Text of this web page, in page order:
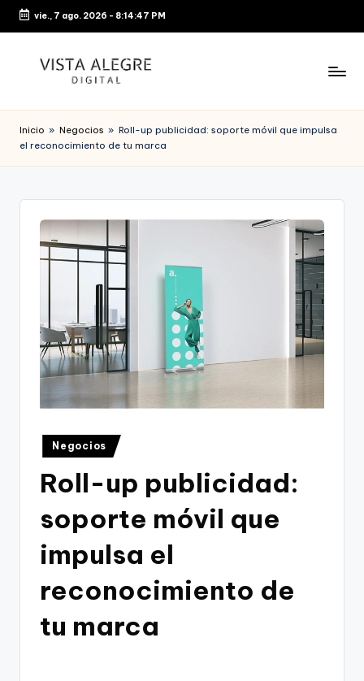
Saltar
contenido
vie., 7 ago. 2026 - 8:14:47 PM
Inicio » Negocios » Roll-up publicidad: soporte móvil que impulsa
el reconocimiento de tu marca
Publicado
en
Negocios
Roll-up publicidad:
soporte móvil que
impulsa el
reconocimiento de
tu marca